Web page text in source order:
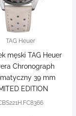
TAG Heuer
męski TAG Heuer
Chronograph
39 mm
EDITION